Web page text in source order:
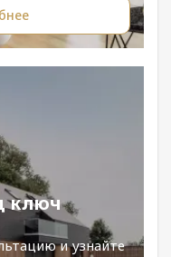
ключ
и узнайте